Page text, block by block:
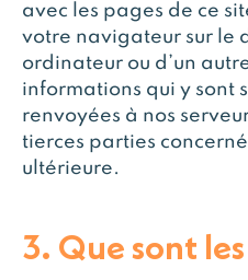
avec les pages de ce
votre navigateur sur le
ordinateur ou d’un
informations qui y sont
renvoyées à nos
tierces parties
ultérieure.
3. Que sont